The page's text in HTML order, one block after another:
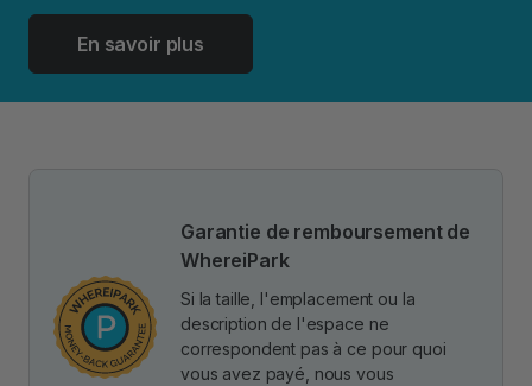
En savoir plus
Garantie de remboursement de
WhereiPark
Si la taille, l'emplacement ou la
description de l'espace ne
correspondent pas à ce pour quoi
vous avez payé, nous vous